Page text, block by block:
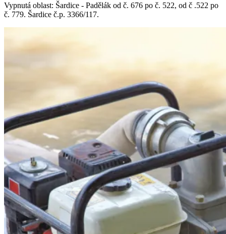
Vypnutá oblast: Šardice - Padělák od č. 676 po č. 522, od č .522 po
č. 779. Šardice č.p. 3366/117.